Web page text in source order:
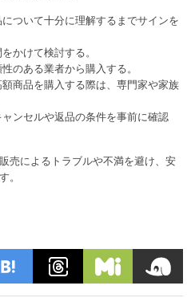
ついて十分に理解するまでサインを
かけて検討する。
性のある業者から購入する。
額商品を購入する際は、専門家や家族
ンセルや返品の条件を事前に確認
売によるトラブルや不満を避け、安
。